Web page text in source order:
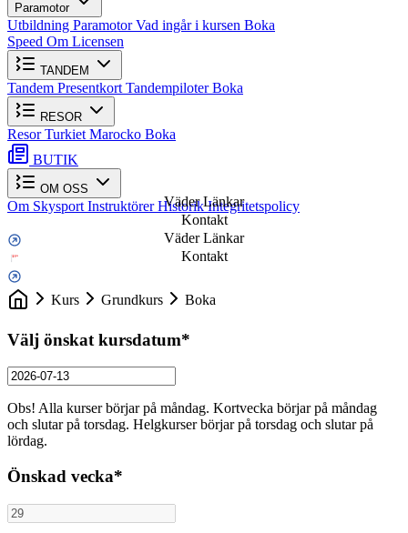
Paramotor
Utbildning ParamotorVad ingår i kursen Boka
Speed Om Licensen
TANDEM
Tandem Presentkort TandempiloterBoka
RESOR
ResorTurkiet Marocko Boka
BUTIK
OM OSS
Om Skysport InstruktörerHistorikIntegritetspolicy
Väder Länkar
Kontakt
Väder Länkar
Kontakt
Kurs Grundkurs Boka
Välj önskat kursdatum*
Obs! Alla kurser börjar på måndag. Kortvecka börjar på måndag
och slutar på torsdag. Helgkurser börjar på torsdag och slutar på
lördag.
Önskad vecka*